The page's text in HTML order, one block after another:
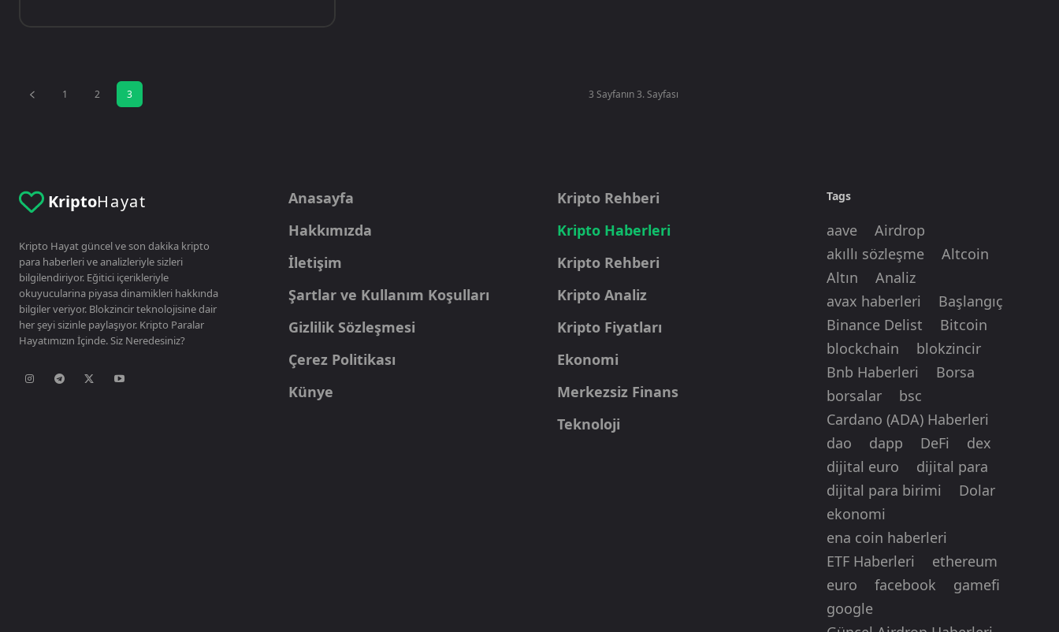
1 2 3 3 Sayfanın 3. Sayfası
KriptoHayat
Kripto Hayat güncel ve son dakika kripto
para haberleri ve analizleriyle sizleri
bilgilendiriyor. Eğitici içerikleriyle
okuyucularina piyasa dinamikleri hakkında
bilgiler veriyor. Blokzincir teknolojisine dair
her şeyi sizinle paylaşıyor. Kripto Paralar
Hayatımızın İçinde. Siz Neredesiniz?
Anasayfa
Hakkımızda
İletişim
Şartlar ve Kullanım Koşulları
Gizlilik Sözleşmesi
Çerez Politikası
Künye
Kripto Rehberi
Kripto Haberleri
Kripto Rehberi
Kripto Analiz
Kripto Fiyatları
Ekonomi
Merkezsiz Finans
Teknoloji
Tags
aave
Airdrop
akıllı sözleşme
Altcoin
Altın
Analiz
avax haberleri
Başlangıç
Binance Delist
Bitcoin
blockchain
blokzincir
Bnb Haberleri
Borsa
borsalar
bsc
Cardano (ADA) Haberleri
dao
dapp DeFi
dex
dijital euro
dijital para
dijital para birimi
Dolar
ekonomi
ena coin haberleri
ETF Haberleri
ethereum
euro
facebook
gamefi
google